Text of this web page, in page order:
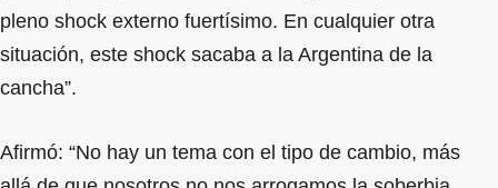
pleno shock externo fuertísimo. En cualquier otra
situación, este shock sacaba a la Argentina de la
cancha”.
Afirmó: “No hay un tema con el tipo de cambio, más